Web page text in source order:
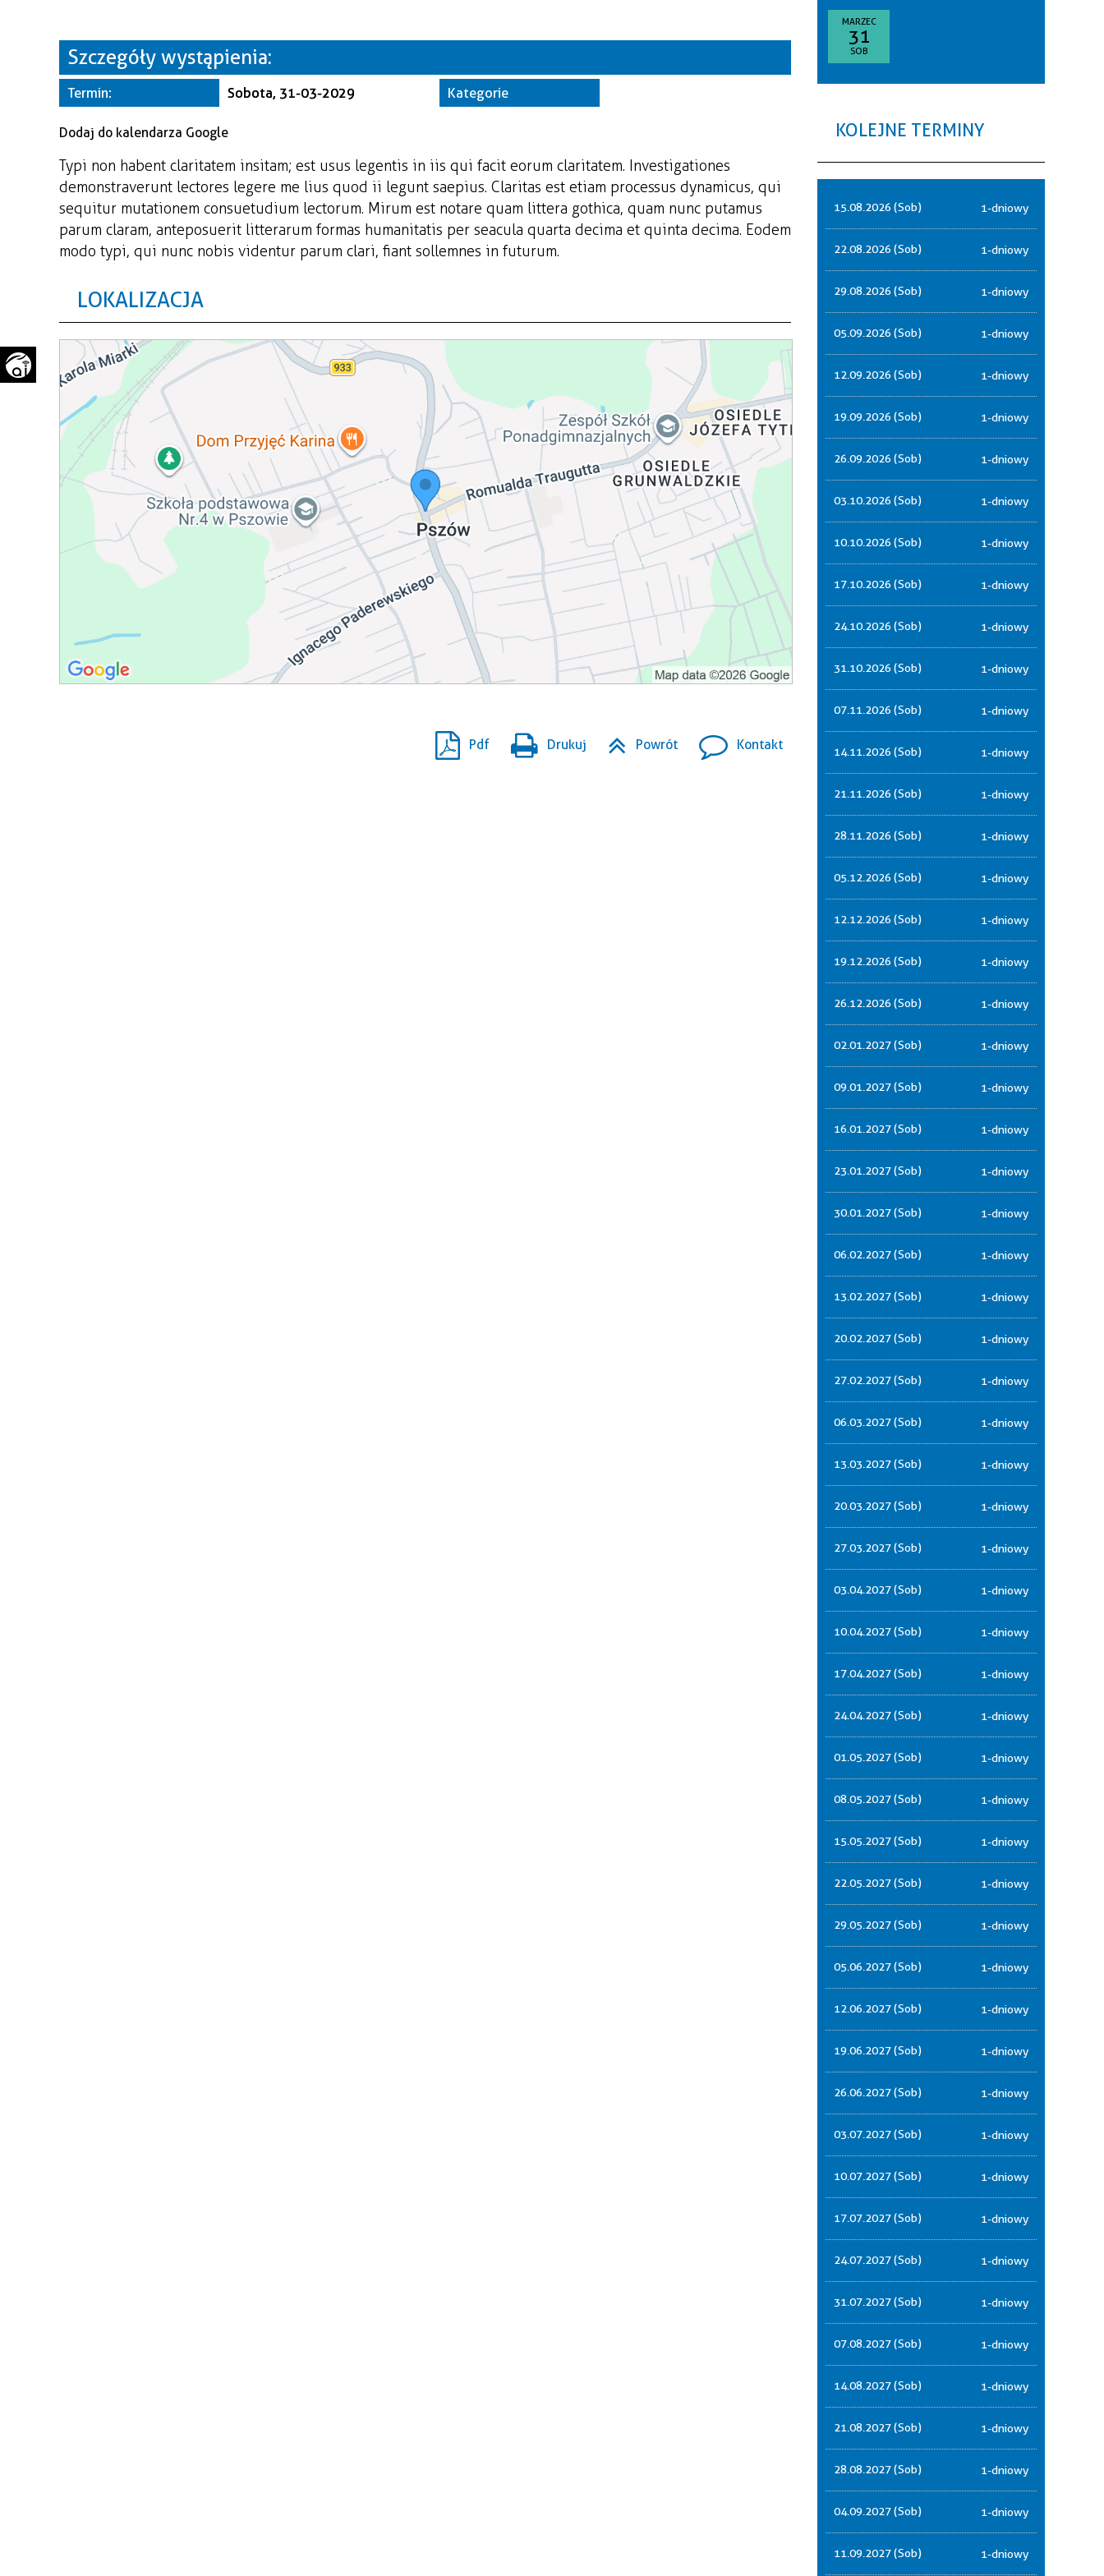
GAZETA SAMORZĄDOWA
"PSZOW.PL"
Szczegóły wystąpienia:
Termin: Sobota, 31-03-2029 Kategorie
Dodaj do kalendarza Google
Typi non habent claritatem insitam; est usus legentis in iis qui facit eorum claritatem. Investigationes
demonstraverunt lectores legere me lius quod ii legunt saepius. Claritas est etiam processus dynamicus, qui
sequitur mutationem consuetudium lectorum. Mirum est notare quam littera gothica, quam nunc putamus
parum claram, anteposuerit litterarum formas humanitatis per seacula quarta decima et quinta decima. Eodem
modo typi, qui nunc nobis videntur parum clari, fiant sollemnes in futurum.
LOKALIZACJA
Pdf Drukuj Powrót Kontakt
MARZEC
31
SOB
KOLEJNE TERMINY
15.08.2026 (Sob) 1-dniowy
22.08.2026 (Sob) 1-dniowy
29.08.2026 (Sob) 1-dniowy
05.09.2026 (Sob) 1-dniowy
12.09.2026 (Sob) 1-dniowy
19.09.2026 (Sob) 1-dniowy
26.09.2026 (Sob) 1-dniowy
03.10.2026 (Sob) 1-dniowy
10.10.2026 (Sob) 1-dniowy
17.10.2026 (Sob) 1-dniowy
24.10.2026 (Sob) 1-dniowy
31.10.2026 (Sob) 1-dniowy
07.11.2026 (Sob) 1-dniowy
14.11.2026 (Sob) 1-dniowy
21.11.2026 (Sob) 1-dniowy
28.11.2026 (Sob) 1-dniowy
05.12.2026 (Sob) 1-dniowy
12.12.2026 (Sob) 1-dniowy
19.12.2026 (Sob) 1-dniowy
26.12.2026 (Sob) 1-dniowy
02.01.2027 (Sob) 1-dniowy
09.01.2027 (Sob) 1-dniowy
16.01.2027 (Sob) 1-dniowy
23.01.2027 (Sob) 1-dniowy
30.01.2027 (Sob) 1-dniowy
06.02.2027 (Sob) 1-dniowy
13.02.2027 (Sob) 1-dniowy
20.02.2027 (Sob) 1-dniowy
27.02.2027 (Sob) 1-dniowy
06.03.2027 (Sob) 1-dniowy
13.03.2027 (Sob) 1-dniowy
20.03.2027 (Sob) 1-dniowy
27.03.2027 (Sob) 1-dniowy
03.04.2027 (Sob) 1-dniowy
10.04.2027 (Sob) 1-dniowy
17.04.2027 (Sob) 1-dniowy
24.04.2027 (Sob) 1-dniowy
01.05.2027 (Sob) 1-dniowy
08.05.2027 (Sob) 1-dniowy
15.05.2027 (Sob) 1-dniowy
22.05.2027 (Sob) 1-dniowy
29.05.2027 (Sob) 1-dniowy
05.06.2027 (Sob) 1-dniowy
12.06.2027 (Sob) 1-dniowy
19.06.2027 (Sob) 1-dniowy
26.06.2027 (Sob) 1-dniowy
03.07.2027 (Sob) 1-dniowy
10.07.2027 (Sob) 1-dniowy
17.07.2027 (Sob) 1-dniowy
24.07.2027 (Sob) 1-dniowy
31.07.2027 (Sob) 1-dniowy
07.08.2027 (Sob) 1-dniowy
14.08.2027 (Sob) 1-dniowy
21.08.2027 (Sob) 1-dniowy
28.08.2027 (Sob) 1-dniowy
04.09.2027 (Sob) 1-dniowy
11.09.2027 (Sob) 1-dniowy